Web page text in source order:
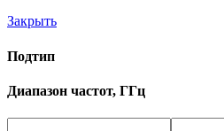
Закрыть
Подтип
Диапазон частот, ГГц